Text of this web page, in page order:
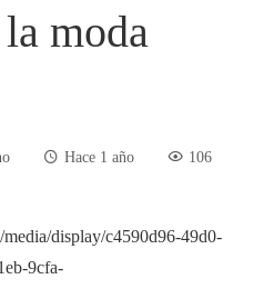
moda
Hace 1 año 106